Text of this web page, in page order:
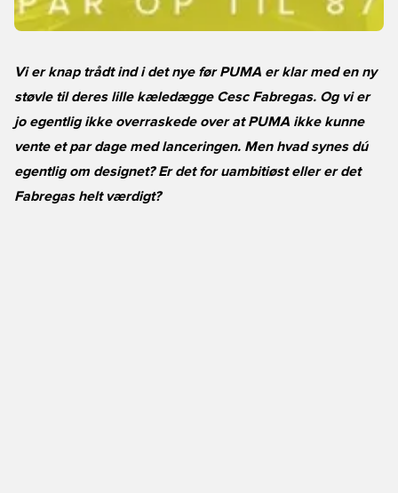
Vi er knap trådt ind i det nye før PUMA er klar med en ny
støvle til deres lille kæledægge Cesc Fabregas. Og vi er
jo egentlig ikke overraskede over at PUMA ikke kunne
vente et par dage med lanceringen. Men hvad synes dú
egentlig om designet? Er det for uambitiøst eller er det
Fabregas helt værdigt?